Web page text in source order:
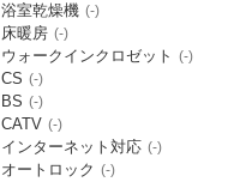
浴室乾燥機 (-)
床暖房 (-)
ウォークインクロゼット (-)
CS (-)
BS (-)
CATV (-)
インターネット対応 (-)
オートロック (-)